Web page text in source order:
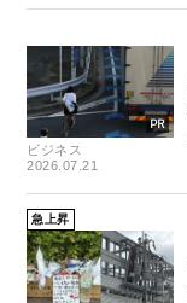
ビジネス
2026.07.21
急上昇